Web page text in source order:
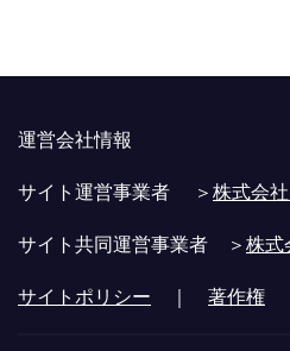
運営会社情報
サイト運営事業者 ＞株式会
サイト共同運営事業者 ＞株式
サイトポリシー ｜ 著作権